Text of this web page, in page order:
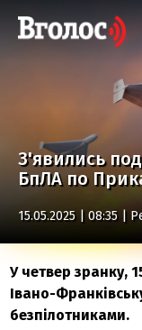
З'явились
БпЛА по
15.05.2025 | 08:35 |
У четвер зранку,
Івано-
безпілотниками.